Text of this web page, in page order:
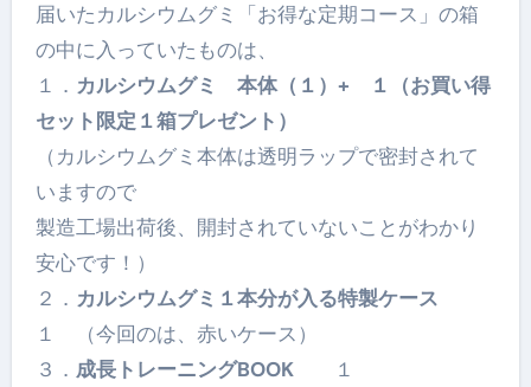
届いたカルシウムグミ「お得な定期コース」の箱
の中に入っていたものは、
１． カルシウムグミ 本体（１）+ １（お買い得
セット限定１箱プレゼント）
（カルシウムグミ本体は透明ラップで密封されて
いますので
製造工場出荷後、開封されていないことがわかり
安心です！）
２． カルシウムグミ１本分が入る特製ケース
１ （今回のは、赤いケース）
３． 成長トレーニングBOOK１